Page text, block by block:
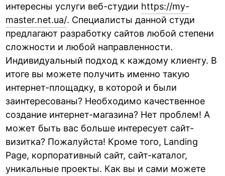
интересны услуги веб-студии https://my-
master.net.ua/. Специалисты данной студи
предлагают разработку сайтов любой степени
сложности и любой направленности.
Индивидуальный подход к каждому клиенту. В
итоге вы можете получить именно такую
интернет-площадку, в которой и были
заинтересованы? Необходимо качественное
создание интернет-магазина? Нет проблем! А
может быть вас больше интересует сайт-
визитка? Пожалуйста! Кроме того, Landing
Page, корпоративный сайт, сайт-каталог,
уникальные проекты. Как вы и сами можете